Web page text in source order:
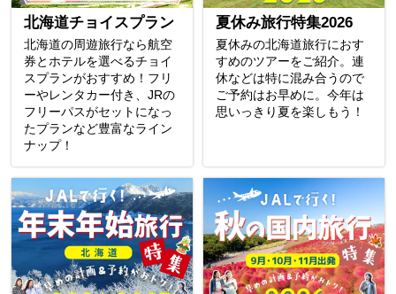
北海道チョイスプラン
北海道の周遊旅行なら航空
券とホテルを選べるチョイ
スプランがおすすめ！フリ
ーやレンタカー付き、JRの
フリーパスがセットになっ
たプランなど豊富なライン
ナップ！
夏休み旅行特集2026
夏休みの北海道旅行におす
すめのツアーをご紹介。連
休などは特に混み合うので
ご予約はお早めに。今年は
思いっきり夏を楽しもう！